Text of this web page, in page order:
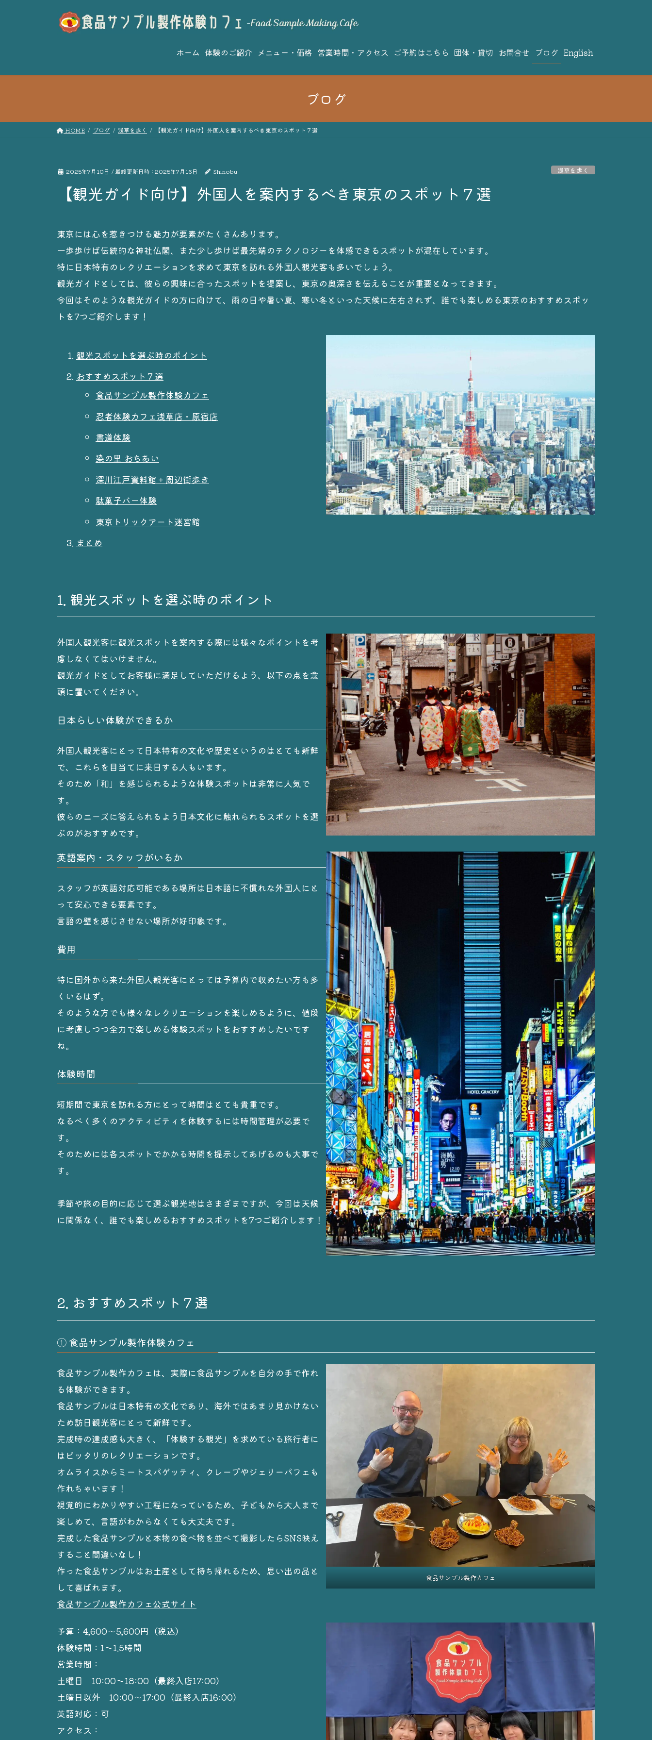
ス
ン
ホーム 体験のご紹介 メニュー・価格 営業時間・アクセス ご予約はこちら 団体・貸切 お問合せ ブログ English
ブログ
HOME ブログ 浅草を歩く 【観光ガイド向け】外国人を案内するべき東京のスポット７選
2025年7月10日 / 最終更新日時 : 2025年7月16日 Shinobu 浅草を歩く
【観光ガイド向け】外国人を案内するべき東京のスポット７選
東京には心を惹きつける魅力が要素がたくさんあります。
一歩歩けば伝統的な神社仏閣、また少し歩けば最先端のテクノロジーを体感できるスポットが混在しています。
特に日本特有のレクリエーションを求めて東京を訪れる外国人観光客も多いでしょう。
観光ガイドとしては、彼らの興味に合ったスポットを提案し、東京の奥深さを伝えることが重要となってきます。
今回はそのような観光ガイドの方に向けて、雨の日や暑い夏、寒い冬といった天候に左右されず、誰でも楽しめる東京のおすすめスポッ
トを7つご紹介します！
観光スポットを選ぶ時のポイント
おすすめスポット７選
食品サンプル製作体験カフェ
忍者体験カフェ浅草店・原宿店
書道体験
染の里 おちあい
深川江戸資料館＋周辺街歩き
駄菓子バー体験
東京トリックアート迷宮館
まとめ
1. 観光スポットを選ぶ時のポイント
外国人観光客に観光スポットを案内する際には様々なポイントを考
慮しなくてはいけません。
観光ガイドとしてお客様に満足していただけるよう、以下の点を念
頭に置いてください。
日本らしい体験ができるか
外国人観光客にとって日本特有の文化や歴史というのはとても新鮮
で、これらを目当てに来日する人もいます。
そのため「和」を感じられるような体験スポットは非常に人気で
す。
彼らのニーズに答えられるよう日本文化に触れられるスポットを選
ぶのがおすすめです。
英語案内・スタッフがいるか
スタッフが英語対応可能である場所は日本語に不慣れな外国人にと
って安心できる要素です。
言語の壁を感じさせない場所が好印象です。
費用
特に国外から来た外国人観光客にとっては予算内で収めたい方も多
くいるはず。
そのような方でも様々なレクリエーションを楽しめるように、値段
に考慮しつつ全力で楽しめる体験スポットをおすすめしたいです
ね。
体験時間
短期間で東京を訪れる方にとって時間はとても貴重です。
なるべく多くのアクティビティを体験するには時間管理が必要で
す。
そのためには各スポットでかかる時間を提示してあげるのも大事で
す。
季節や旅の目的に応じて選ぶ観光地はさまざまですが、今回は天候
に関係なく、誰でも楽しめるおすすめスポットを7つご紹介します！
2. おすすめスポット７選
① 食品サンプル製作体験カフェ
食品サンプル製作カフェは、実際に食品サンプルを自分の手で作れ
る体験ができます。
食品サンプルは日本特有の文化であり、海外ではあまり見かけない
ため訪日観光客にとって新鮮です。
完成時の達成感も大きく、「体験する観光」を求めている旅行者に
はピッタリのレクリエーションです。
オムライスからミートスパゲッティ、クレープやジェリーパフェも
作れちゃいます！
視覚的にわかりやすい工程になっているため、子どもから大人まで
楽しめて、言語がわからなくても大丈夫です。
完成した食品サンプルと本物の食べ物を並べて撮影したらSNS映え
すること間違いなし！
作った食品サンプルはお土産として持ち帰れるため、思い出の品と
して喜ばれます。
食品サンプル製作カフェ公式サイト
食品サンプル製作カフェ
予算：4,600〜5,600円（税込）
体験時間：1〜1.5時間
営業時間：
土曜日 10:00〜18:00（最終入店17:00）
土曜日以外 10:00〜17:00（最終入店16:00）
英語対応：可
アクセス：